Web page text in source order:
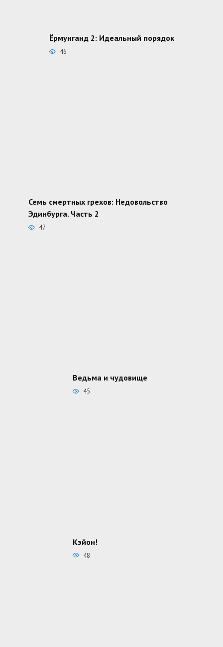
Ёрмунганд 2: Идеальный порядок
46
Семь смертных грехов: Недовольство
Эдинбурга. Часть 2
47
Ведьма и чудовище
45
Кэйон!
48